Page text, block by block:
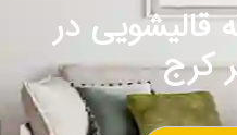
قالیشویی در
کرج